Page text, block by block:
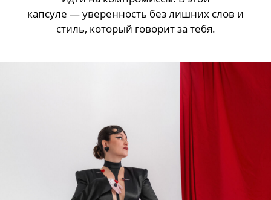
просто цвета, а три сильных высказывания.
Страсть, сила и чистота намерений
складываются в безупречный визуальный код:
идти на компромиссы. В этой
капсуле — уверенность без лишних слов и
стиль, который говорит за тебя.